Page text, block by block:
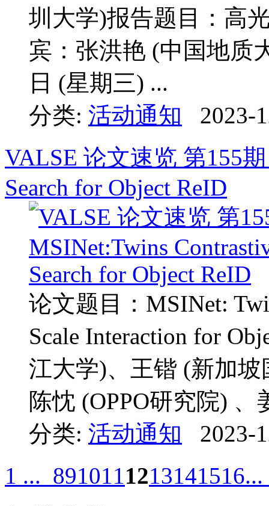
圳大学)报告题目：高
宾：张洪艳 (中国地质
日 (星期三) ...
分类: 活动通知
2023-
VALSE 论文速览 第155
Search for Object ReID
论文题目：MSINet:
Scale Interaction for
江大学)、王锴 (新加
陈忱 (OPPO研究院)
分类: 活动通知
2023-
1 ... 8910111213141516...